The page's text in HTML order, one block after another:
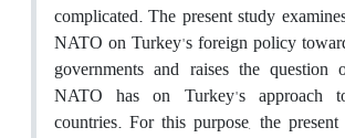
complicated. The present study
NATO on Turkey's foreign policy
governments and raises the
NATO has on Turkey's approach
countries. For this purpose, the